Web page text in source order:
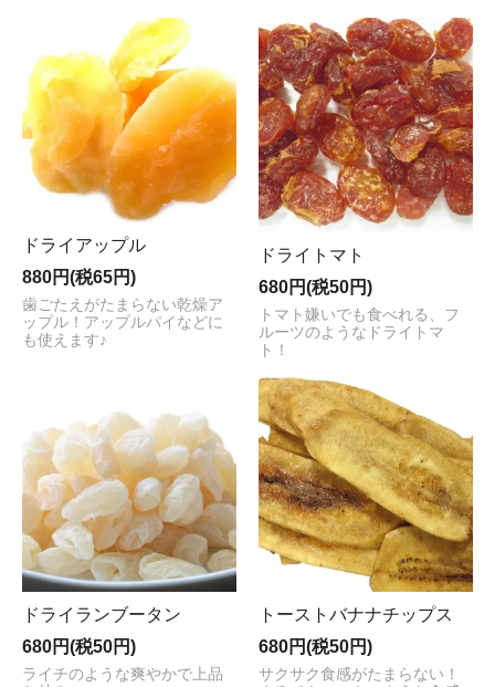
ドライアップル
880円(税65円)
歯ごたえがたまらない乾燥ア
ップル！アップルパイなどに
も使えます♪
ドライトマト
680円(税50円)
トマト嫌いでも食べれる、フ
ルーツのようなドライトマ
ト！
ドライランブータン
680円(税50円)
ライチのような爽やかで上品
トーストバナナチップス
680円(税50円)
サクサク食感がたまらない！